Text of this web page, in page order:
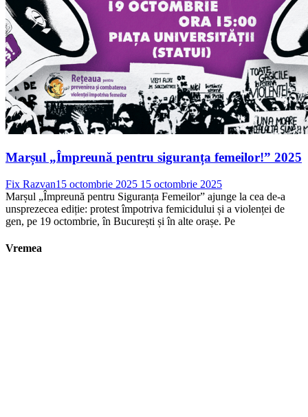
Marșul „Împreună pentru siguranța femeilor!” 2025
Fix Razvan15 octombrie 2025 15 octombrie 2025
Marșul „Împreună pentru Siguranța Femeilor” ajunge la cea de-a
unsprezecea ediție: protest împotriva femicidului și a violenței de
gen, pe 19 octombrie, în București și în alte orașe. Pe
Vremea